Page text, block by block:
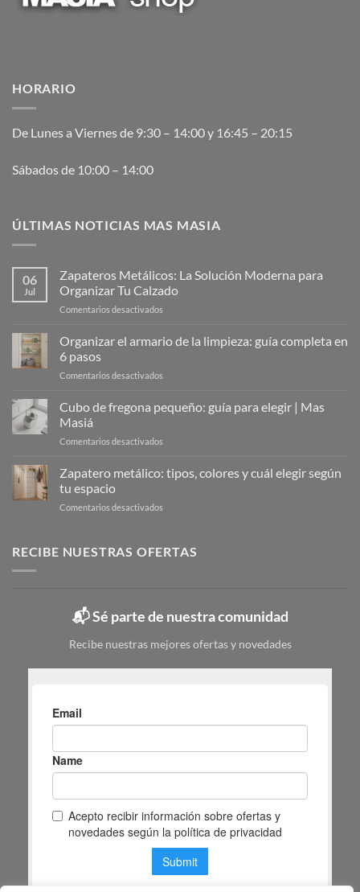
HORARIO
De Lunes a Viernes de 9:30 – 14:00 y 16:45 – 20:15
Sábados de 10:00 – 14:00
ÚLTIMAS NOTICIAS MAS MASIA
06
Jul
Zapateros Metálicos: La Solución Moderna para
Organizar Tu Calzado
Comentarios desactivados
Metálicos:
La
Organizar
Organizar el armario de la limpieza: guía completa en
6 pasos
Comentarios desactivados
armario
guía
completa
Cubo de fregona pequeño: guía para elegir | Mas
Masiá
Comentarios desactivados
de
fregona
|
Zapatero metálico: tipos, colores y cuál elegir según
tu espacio
Comentarios desactivados
tipos,
según
espacio
RECIBE NUESTRAS OFERTAS
📬 Sé parte de nuestra comunidad
Recibe nuestras mejores ofertas y novedades